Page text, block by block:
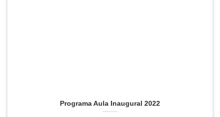
Programa Aula Inaugural 2022